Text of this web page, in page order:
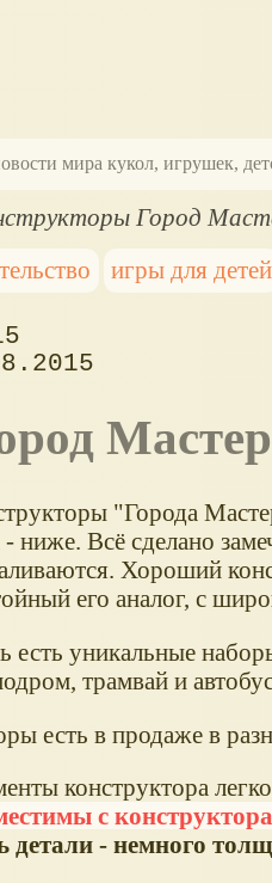
мира кукол, игрушек,
Город
игры для детей
"Города
- ниже. Всё сделано
Хороший
его аналог, с
есть уникальные
трамвай и
есть в продаже в
конструктора
с
детали - немного